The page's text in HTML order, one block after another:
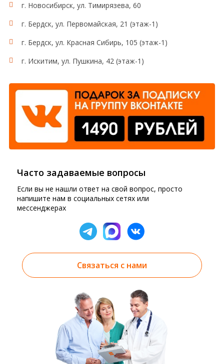
г. Новосибирск, ул. Тимирязева, 60
г. Бердск, ул. Первомайская, 21 (этаж-1)
г. Бердск, ул. Красная Сибирь, 105 (этаж-1)
г. Искитим, ул. Пушкина, 42 (этаж-1)
Часто задаваемые вопросы
Если вы не нашли ответ на свой вопрос, просто
напишите нам в социальных сетях или
мессенджерах
Связаться с нами